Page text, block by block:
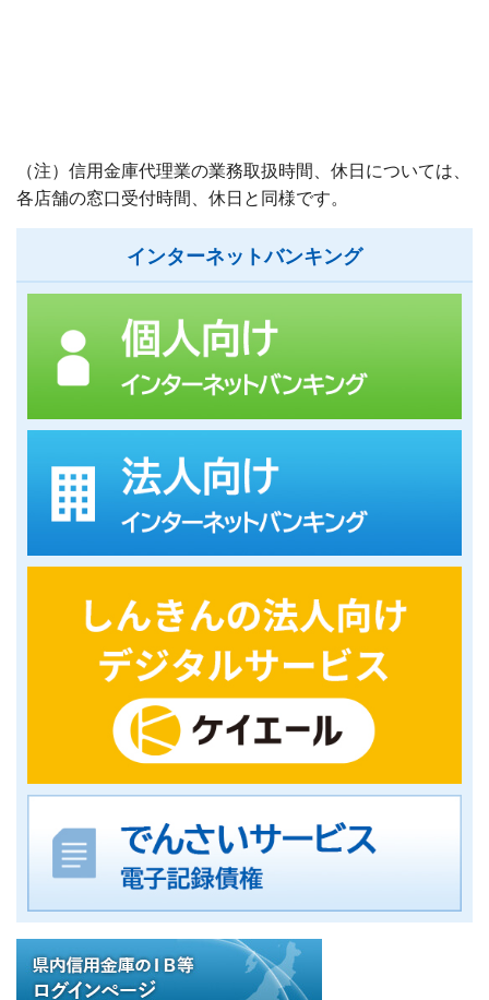
（注）信用金庫代理業の業務取扱時間、休日については、
各店舗の窓口受付時間、休日と同様です。
インターネットバンキング